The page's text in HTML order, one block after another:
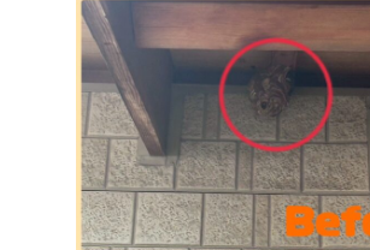
c
e
b
o
o
k
itt
er
e